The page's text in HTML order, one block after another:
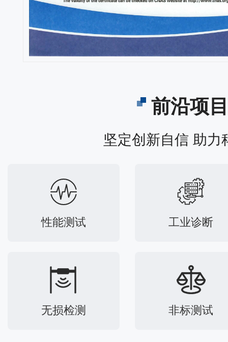
前沿项目
坚定创新自信 助力
性能测试 工业诊断
无损检测 非标测试